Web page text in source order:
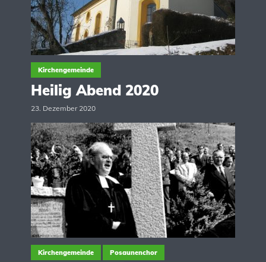
Kirchengemeinde
Heilig Abend 2020
23. Dezember 2020
Kirchengemeinde Posaunenchor